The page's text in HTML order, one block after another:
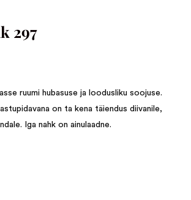
297
ruumi hubasuse ja loodusliku soojuse.
on ta kena täiendus diivanile,
Iga nahk on ainulaadne.